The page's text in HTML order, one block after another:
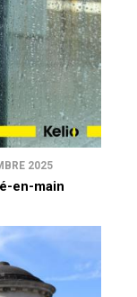
2025
en-main